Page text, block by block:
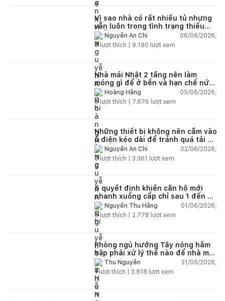
Vì sao nhà có rất nhiều tủ nhưng
vẫn luôn trong tình trạng thiếu
chỗ chứa đồ?
Nguyễn An Chi
06/06/2026,
5lượt thích | 9.190 lượt xem
Nhà mái Nhật 2 tầng nên làm
móng gì để ở bền và hạn chế nứt
lún?Hoàng Hằng
05/06/2026,
5lượt thích | 7.876 lượt xem
Những thiết bị không nên cắm vào
ổ điện kéo dài để tránh quá tải và
chập cháy trong nhà
Nguyễn An Chi
02/06/2026,
9lượt thích | 3.361 lượt xem
5 quyết định khiến căn hộ mới
nhanh xuống cấp chỉ sau 1 đến 2
nămNguyễn Thu Hằng
01/06/2026,
5lượt thích | 2.778 lượt xem
Phòng ngủ hướng Tây nóng hầm
hập phải xử lý thế nào để nhà mát
hơn?Thu Nguyễn
31/05/2026,
1lượt thích | 3.818 lượt xem